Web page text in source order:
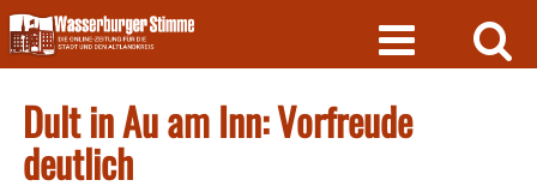
Skip
to
content
Dult in Au am Inn: Vorfreude
deutlich